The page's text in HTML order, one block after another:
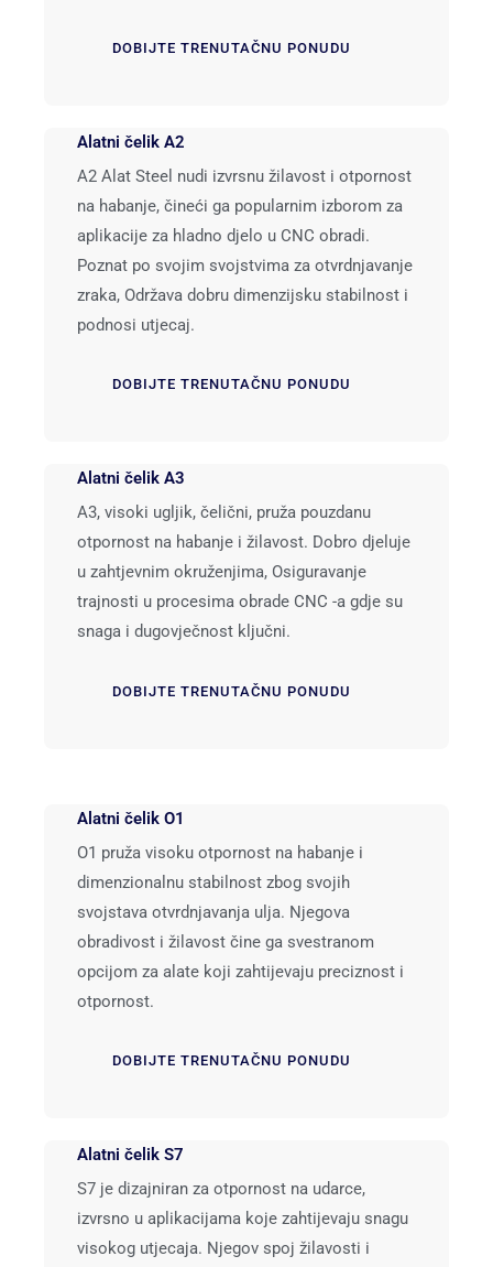
DOBIJTE TRENUTAČNU PONUDU
Alatni čelik A2
A2 Alat Steel nudi izvrsnu žilavost i otpornost
na habanje, čineći ga popularnim izborom za
aplikacije za hladno djelo u CNC obradi.
Poznat po svojim svojstvima za otvrdnjavanje
zraka, Održava dobru dimenzijsku stabilnost i
podnosi utjecaj.
DOBIJTE TRENUTAČNU PONUDU
Alatni čelik A3
A3, visoki ugljik, čelični, pruža pouzdanu
otpornost na habanje i žilavost. Dobro djeluje
u zahtjevnim okruženjima, Osiguravanje
trajnosti u procesima obrade CNC -a gdje su
snaga i dugovječnost ključni.
DOBIJTE TRENUTAČNU PONUDU
Alatni čelik O1
O1 pruža visoku otpornost na habanje i
dimenzionalnu stabilnost zbog svojih
svojstava otvrdnjavanja ulja. Njegova
obradivost i žilavost čine ga svestranom
opcijom za alate koji zahtijevaju preciznost i
otpornost.
DOBIJTE TRENUTAČNU PONUDU
Alatni čelik S7
S7 je dizajniran za otpornost na udarce,
izvrsno u aplikacijama koje zahtijevaju snagu
visokog utjecaja. Njegov spoj žilavosti i